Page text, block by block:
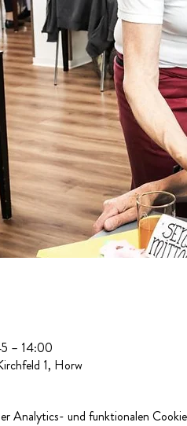
– 14:00
1, Horw
Analytics- und funktionalen